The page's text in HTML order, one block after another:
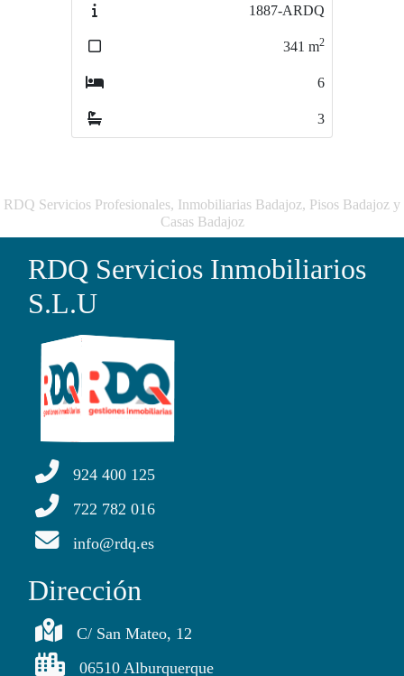
1887-ARDQ
341 m2
6
3
RDQ Servicios Profesionales, Inmobiliarias Badajoz, Pisos Badajoz y
Casas Badajoz
RDQ Servicios Inmobiliarios
S.L.U
924 400 125
722 782 016
info@rdq.es
Dirección
C/ San Mateo, 12
06510 Alburquerque